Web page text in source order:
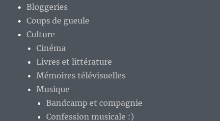
Bloggeries
Coups de gueule
Culture
Cinéma
Livres et littérature
Mémoires télévisuelles
Musique
Bandcamp et compagnie
Confession musicale :)